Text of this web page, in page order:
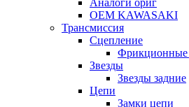
OEM KAWASAKI
Трансмиссия
Cцепление
Фрикционные
Звезды
Звезды задние
Цепи
Замки цепи